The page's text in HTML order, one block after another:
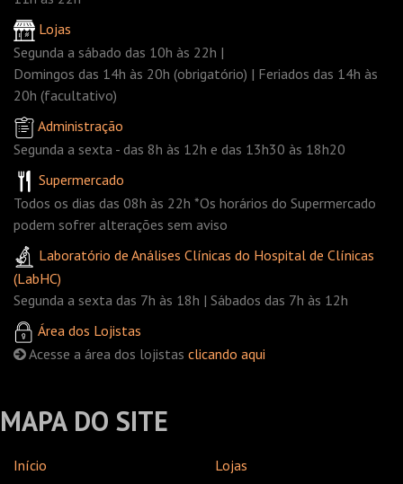
Lojas
Segunda a sábado das 10h às 22h |
Domingos das 14h às 20h (obrigatório) | Feriados das 14h às
20h (facultativo)
Administração
Segunda a sexta - das 8h às 12h e das 13h30 às 18h20
Supermercado
Todos os dias das 08h às 22h *Os horários do Supermercado
podem sofrer alterações sem aviso
Laboratório de Análises Clínicas do Hospital de Clínicas
(LabHC)
Segunda a sexta das 7h às 18h | Sábados das 7h às 12h
Área dos Lojistas
Acesse a área dos lojistas clicando aqui
MAPA DO SITE
Início
Lojas